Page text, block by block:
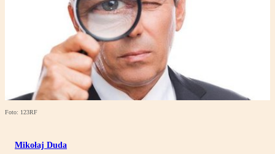
Foto: 123RF
Mikołaj Duda